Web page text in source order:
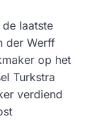
laatste
der Werff
op het
Turkstra
verdiend